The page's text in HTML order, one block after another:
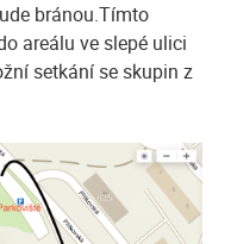
bránou.Tímto
areálu ve slepé ulici
setkání se skupin z